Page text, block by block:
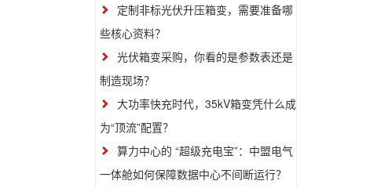
定制非标光伏升压箱变，需要准备哪
些核心资料？
光伏箱变采购，你看的是参数表还是
制造现场？
大功率快充时代，35kV箱变凭什么成
为“顶流”配置？
算力中心的 “超级充电宝”：中盟电气
一体舱如何保障数据中心不间断运行？